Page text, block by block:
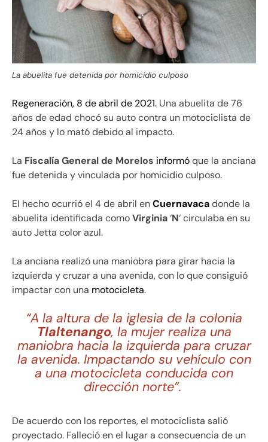
La abuelita fue detenida por homicidio culposo
Regeneración, 8 de abril de 2021. Una abuelita de 76
años de edad chocó su auto contra un motociclista de
24 años y lo mató debido al impacto.
La Fiscalía General de Morelos informóque la anciana
fue detenida y vinculada por homicidio culposo.
El hecho ocurrió el 4 de abril enCuernavacadonde la
abuelita identificada comoVirginia‘N‘ circulaba en su
autoJetta color azul.
La anciana realizó una maniobra para girar hacia la
izquierda y cruzar a una avenida, con lo que consiguió
impactar con una motocicleta.
“A la altura de la iglesia de la colonia
Tlaltenango, la mujer realiza una
maniobra hacia la izquierda para cruzar
la avenida. Impactando su vehículo con
a una motocicleta conducida con
dirección norte”.
De acuerdo con los reportes, el motociclista salió
proyectado. Falleció en el lugar a consecuencia de un